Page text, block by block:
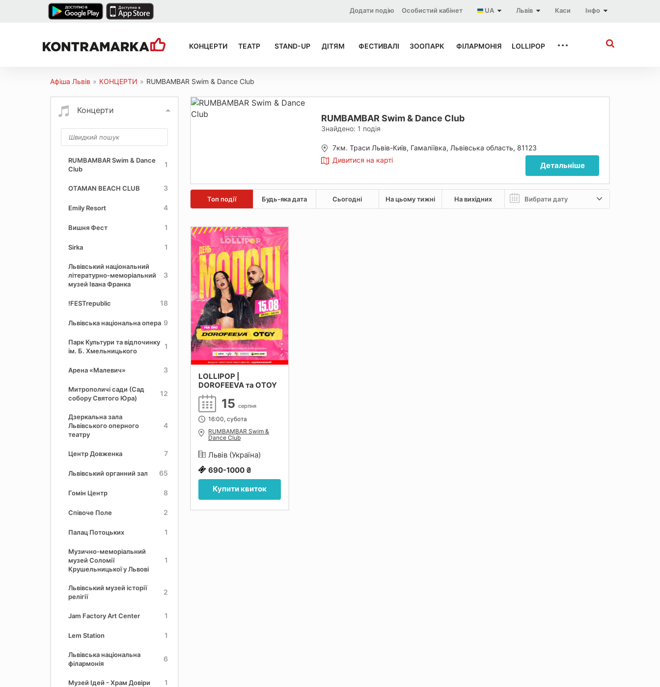
Інфо
Каси
Львів
UA
Особистий кабінет
Додати подію
КОНЦЕРТИ ТЕАТР STAND-UP ДІТЯМ ФЕСТИВАЛІ ЗООПАРК ФІЛАРМОНІЯ LOLLIPOP ...
Афіша Львів » КОНЦЕРТИ » RUMBAMBAR Swim & Dance Club
Концерти
RUMBAMBAR Swim & Dance
Club
1
OTAMAN BEACH CLUB 3
Emily Resort 4
Вишня Фест 1
Sirka 1
Львівський національний
літературно-меморіальний
музей Івана Франка
3
!FESTrepublic 18
Львівська національна опера 9
Парк Культури та відпочинку
ім. Б. Хмельницького
1
Арена «Малевич» 3
Митрополичі сади (Сад
собору Святого Юра)
12
Дзеркальна зала
Львівського оперного
театру
4
Центр Довженка 7
Львівський органний зал 65
Гомін Центр 8
Співоче Поле 2
Палац Потоцьких 1
Музично-меморіальний
музей Соломії
Крушельницької у Львові
1
Львівський музей історії
релігії
2
Jam Factory Art Center 1
Lem Station 1
Львівська національна
філармонія
6
Музей Ідей - Храм Довіри 1
RUMBAMBAR Swim & Dance Club
Знайдено: 1 подія
7км. Траси Львів-Київ, Гамаліївка, Львівська область, 81123
Дивитися на карті
Детальніше
Топ події Будь-яка дата Сьогодні На цьому тижні На вихідних
LOLLIPOP |
DOROFEEVA та OTOY
15 серпня
16:00, субота
RUMBAMBAR Swim &
Dance Club
Львів (Україна)
690-1000 ₴
Купити квиток